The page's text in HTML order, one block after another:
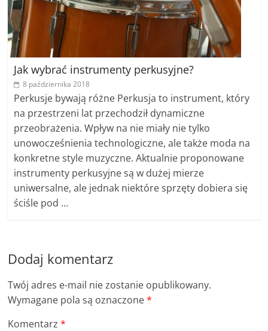
Jak wybrać instrumenty perkusyjne?
8 października 2018
Perkusje bywają różne Perkusja to instrument, który
na przestrzeni lat przechodził dynamiczne
przeobrażenia. Wpływ na nie miały nie tylko
unowocześnienia technologiczne, ale także moda na
konkretne style muzyczne. Aktualnie proponowane
instrumenty perkusyjne są w dużej mierze
uniwersalne, ale jednak niektóre sprzęty dobiera się
ściśle pod …
Dodaj komentarz
Twój adres e-mail nie zostanie opublikowany.
Wymagane pola są oznaczone*
Komentarz*